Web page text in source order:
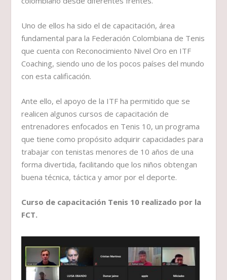
Uno de ellos ha sido el de capacitación, área
fundamental para la Federación Colombiana de Tenis
que cuenta con Reconocimiento Nivel Oro en ITF
Coaching, siendo uno de los pocos países del mundo
con esta calificación.
Ante ello, el apoyo de la ITF ha permitido que se
realicen algunos cursos de capacitación de
entrenadores enfocados en Tenis 10, un programa
que tiene como propósito adquirir capacidades para
trabajar con tenistas menores de 10 años de una
forma divertida, facilitando que los niños obtengan
buena técnica, táctica y amor por el deporte.
Curso de capacitación Tenis 10 realizado por la
FCT.